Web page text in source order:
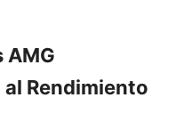
AMG
Rendimiento